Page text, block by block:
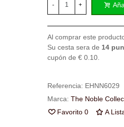
- +
Al comprar este
Su cesta sera de 14
cupón de € 0.10.
Referencia: EHNN6029
Marca: The Noble
Favorito 0 A